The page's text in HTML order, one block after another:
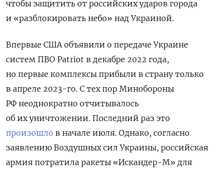
чтобы защитить от российских ударов города
и «разблокировать небо» над Украиной.
Впервые США объявили о передаче Украине
систем ПВО Patriot в декабре 2022 года,
но первые комплексы прибыли в страну только
в апреле 2023-го. С тех пор Минобороны
РФ неоднократно отчитывалось
об их уничтожении. Последний раз это
произошло в начале июля. Однако, согласно
заявлению Воздушных сил Украины, российская
армия потратила ракеты «Искандер-М» для